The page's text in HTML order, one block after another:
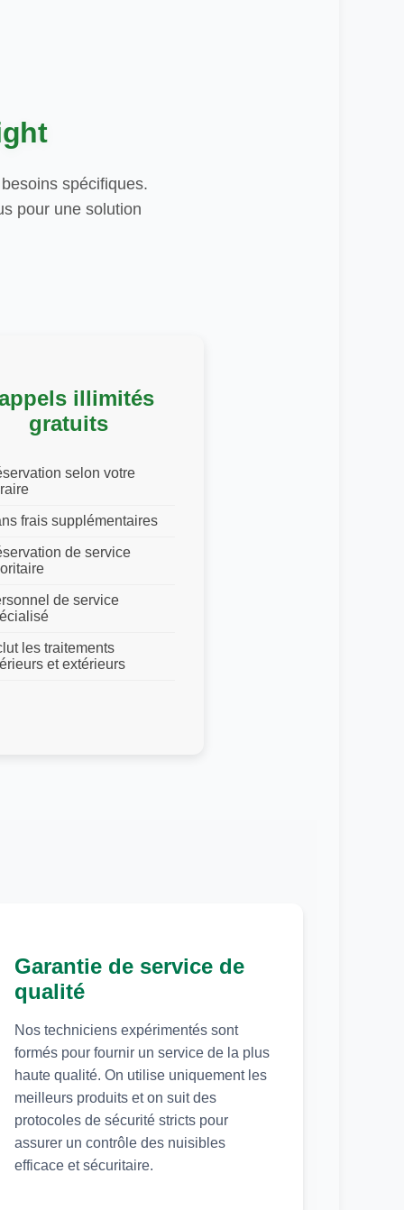
spécifiques.
pour une solution
illimités
gratuits
selon votre
frais supplémentaires
de service
de service
les traitements
et extérieurs
Garantie de service de
qualité
Nos techniciens expérimentés sont
formés pour fournir un service de la plus
haute qualité. On utilise uniquement les
meilleurs produits et on suit des
protocoles de sécurité stricts pour
assurer un contrôle des nuisibles
efficace et sécuritaire.